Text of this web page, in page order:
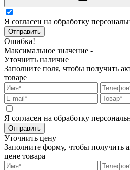
Я согласен на обработку
Отправить
Ошибка!
Максимальное значение -
Уточнить наличие
Заполните поля, чтобы получить
товаре
Я согласен на обработку
Отправить
Уточнить цену
Заполните форму, чтобы
цене товара